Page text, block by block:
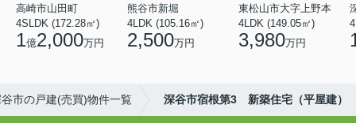
高崎市山田町
4SLDK (172.28㎡)
1億2,000万円
熊谷市新堀
4LDK (105.16㎡)
2,500万円
東松山市大字上野本
4LDK (149.05㎡)
3,980万円
市の戸建(売買)物件一覧 深谷市宿根第3 新築住宅（平屋建）